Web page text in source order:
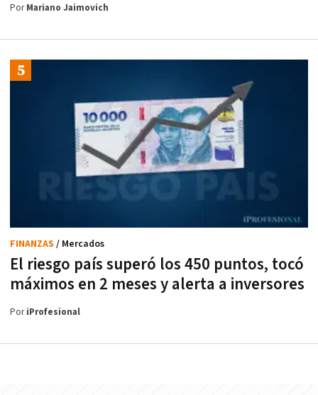
PorMariano Jaimovich
El riesgo país superó los 450 puntos, tocó
máximos en 2 meses y alerta a inversores
FINANZAS / Mercados
PoriProfesional